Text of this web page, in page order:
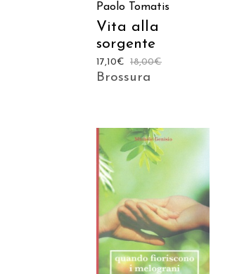
Paolo Tomatis
Vita alla
sorgente
18,00€
17,10€
Brossura
AGGIUNGI AL
CARRELLO